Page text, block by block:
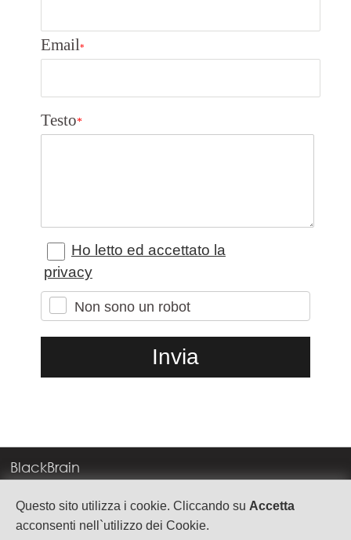
Questo sito utilizza i cookie. Cliccando su Accetta
acconsenti nell`utilizzo dei Cookie.
Email*
Testo*
Ho letto ed accettato la
privacy
Non sono un robot
BlackBrain
Corso Milano, 83
37138 Verona